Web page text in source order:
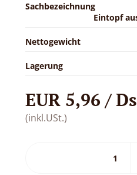
Sachbezeichnung
Eintopf
Nettogewicht
Lagerung
EUR 5,96 /
(inkl.USt.)